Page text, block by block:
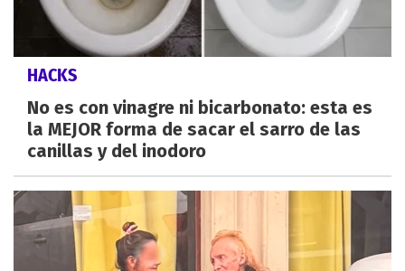
HACKS
No es con vinagre ni bicarbonato: esta es
la MEJOR forma de sacar el sarro de las
canillas y del inodoro